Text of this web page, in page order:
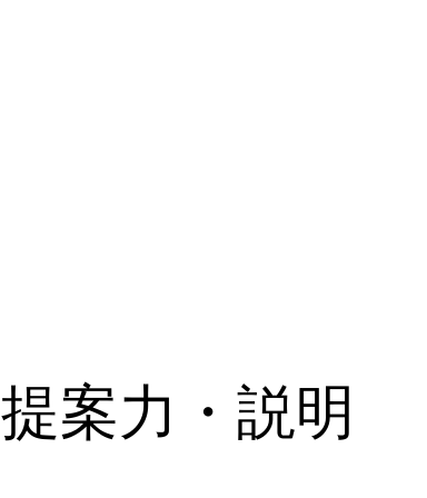
提案力・説明